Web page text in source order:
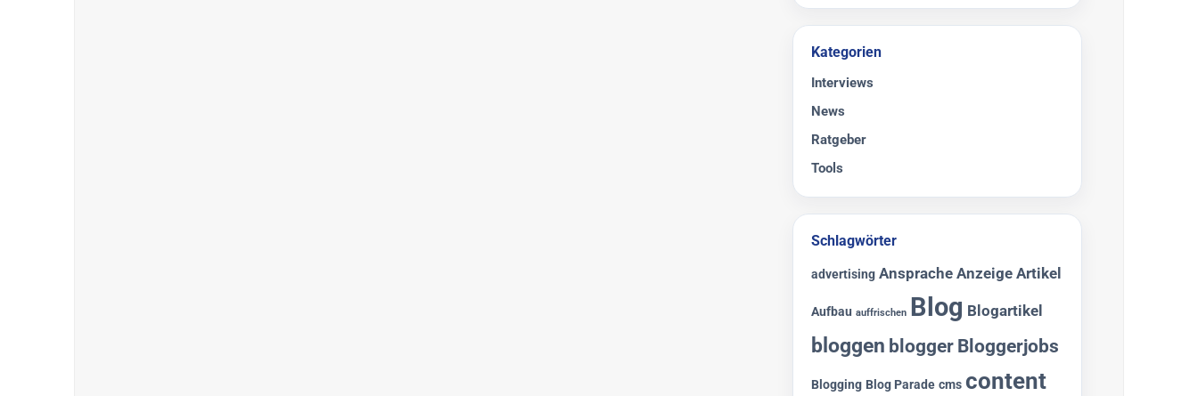
Kategorien
Interviews
News
Ratgeber
Tools
Schlagwörter
advertising Ansprache Anzeige Artikel
Aufbau auffrischen Blog Blogartikel
bloggen blogger Bloggerjobs
Blogging Blog Parade cms content